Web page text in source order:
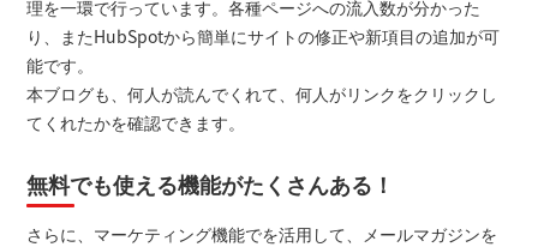
理を一環で行っています。各種ページへの流入数が分かった
り、またHubSpotから簡単にサイトの修正や新項目の追加が可
能です。
本ブログも、何人が読んでくれて、何人がリンクをクリックし
てくれたかを確認できます。
無料でも使える機能がたくさんある！
さらに、マーケティング機能でを活用して、メールマガジンを